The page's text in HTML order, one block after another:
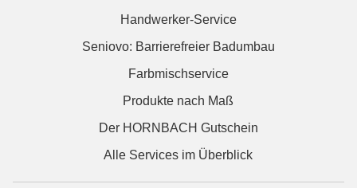
Handwerker-Service
Seniovo: Barrierefreier Badumbau
Farbmischservice
Produkte nach Maß
Der HORNBACH Gutschein
Alle Services im Überblick